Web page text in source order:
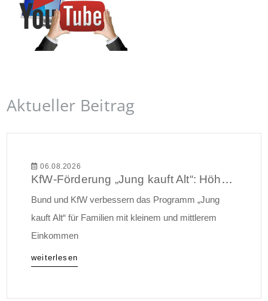
Aktueller Beitrag
06.08.2026
KfW-Förderung „Jung kauft Alt“: Höhere Kredite ab August 2026
Bund und KfW verbessern das Programm „Jung
kauft Alt“ für Familien mit kleinem und mittlerem
Einkommen
weiterlesen